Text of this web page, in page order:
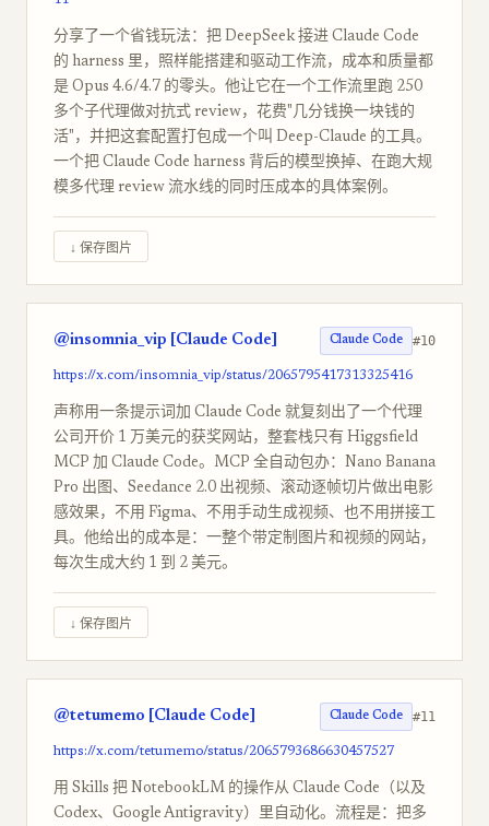
分享了一个省钱玩法：把 DeepSeek 接进 Claude Code
的 harness 里，照样能搭建和驱动工作流，成本和质量都
是 Opus 4.6/4.7 的零头。他让它在一个工作流里跑 250
多个子代理做对抗式 review，花费"几分钱换一块钱的
活"，并把这套配置打包成一个叫 Deep-Claude 的工具。
一个把 Claude Code harness 背后的模型换掉、在跑大规
模多代理 review 流水线的同时压成本的具体案例。
↓ 保存图片
@insomnia_vip [Claude Code] Claude Code #10
https://x.com/insomnia_vip/status/2065795417313325416
声称用一条提示词加 Claude Code 就复刻出了一个代理
公司开价 1 万美元的获奖网站，整套栈只有 Higgsfield
MCP 加 Claude Code。MCP 全自动包办：Nano Banana
Pro 出图、Seedance 2.0 出视频、滚动逐帧切片做出电影
感效果，不用 Figma、不用手动生成视频、也不用拼接工
具。他给出的成本是：一整个带定制图片和视频的网站，
每次生成大约 1 到 2 美元。
↓ 保存图片
@tetumemo [Claude Code] Claude Code #11
https://x.com/tetumemo/status/2065793686630457527
用 Skills 把 NotebookLM 的操作从 Claude Code（以及
Codex、Google Antigravity）里自动化。流程是：把多